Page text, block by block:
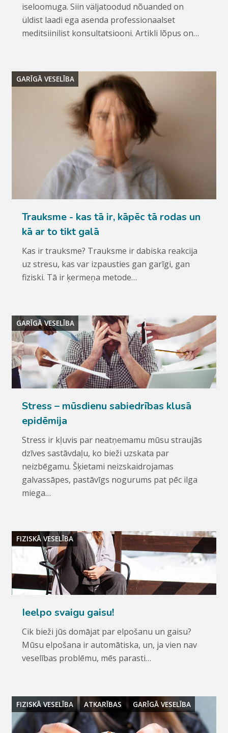
iseloomuga. Siin väljatoodud nõuanded on
üldist laadi ega asenda professionaalset
meditsiinilist konsultatsiooni. Artikli lõpus on…
GARĪGĀ VESELĪBA
Trauksme - kas tā ir, kāpēc tā rodas un
kā ar to tikt galā
Kas ir trauksme? Trauksme ir dabiska reakcija
uz stresu, kas var izpausties gan garīgi, gan
fiziski. Tā ir ķermeņa metode…
GARĪGĀ VESELĪBA
Stress – mūsdienu sabiedrības klusā
epidēmija
Stress ir kļuvis par neatņemamu mūsu straujās
dzīves sastāvdaļu, ko bieži uzskata par
neizbēgamu. Šķietami neizskaidrojamas
galvassāpes, pastāvīgs nogurums pat pēc ilga
miega…
FIZISKĀ VESELĪBA
Ieelpo svaigu gaisu!
Cik bieži jūs domājat par elpošanu un gaisu?
Mūsu elpošana ir automātiska, un, ja vien nav
veselības problēmu, mēs parasti…
FIZISKĀ VESELĪBA ATKARĪBAS GARĪGĀ VESELĪBA